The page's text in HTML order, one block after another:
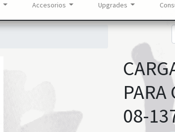
Accesorios Upgrades
PARA
08-